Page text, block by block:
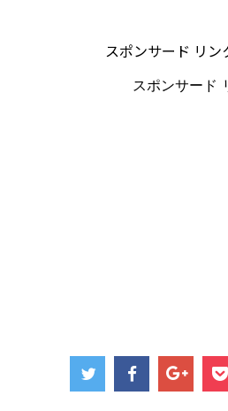
スポンサード リン
スポンサード